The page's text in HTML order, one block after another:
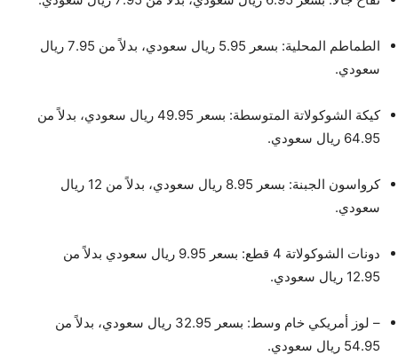
الطماطم المحلية: بسعر 5.95 ريال سعودي، بدلاً من 7.95 ريال
سعودي.
كيكة الشوكولاتة المتوسطة: بسعر 49.95 ريال سعودي، بدلاً من
64.95 ريال سعودي.
كرواسون الجبنة: بسعر 8.95 ريال سعودي، بدلاً من 12 ريال
سعودي.
دونات الشوكولاتة 4 قطع: بسعر 9.95 ريال سعودي بدلاً من
12.95 ريال سعودي.
– لوز أمريكي خام وسط: بسعر 32.95 ريال سعودي، بدلاً من
54.95 ريال سعودي.